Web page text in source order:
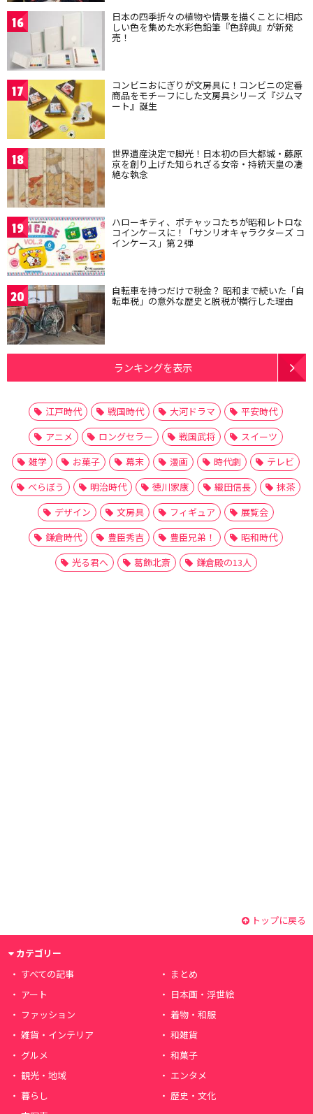
16 日本の四季折々の植物や情景を描くことに相応
しい色を集めた水彩色鉛筆『色辞典』が新発
売！
17 コンビニおにぎりが文房具に！コンビニの定番
商品をモチーフにした文房具シリーズ『ジムマ
ート』誕生
18 世界遺産決定で脚光！日本初の巨大都城・藤原
京を創り上げた知られざる女帝・持統天皇の凄
絶な執念
19 ハローキティ、ポチャッコたちが昭和レトロな
コインケースに！「サンリオキャラクターズ コ
インケース」第２弾
20 自転車を持つだけで税金？ 昭和まで続いた「自
転車税」の意外な歴史と脱税が横行した理由
ランキングを表示
江戸時代 戦国時代 大河ドラマ
平安時代
アニメ
ロングセラー 戦国武将
スイーツ
雑学
お菓子 幕末 漫画 時代劇
テレビ
べらぼう
明治時代 徳川家康 織田信長
抹茶
デザイン
文房具 フィギュア
展覧会
鎌倉時代
豊臣秀吉 豊臣兄弟！
昭和時代
光る君へ
葛飾北斎 鎌倉殿の13人
トップに戻る
カテゴリー
すべての記事
まとめ
アート
日本画・浮世絵
ファッション
着物・和服
雑貨・インテリア
和雑貨
グルメ
和菓子
観光・地域
エンタメ
暮らし
歴史・文化